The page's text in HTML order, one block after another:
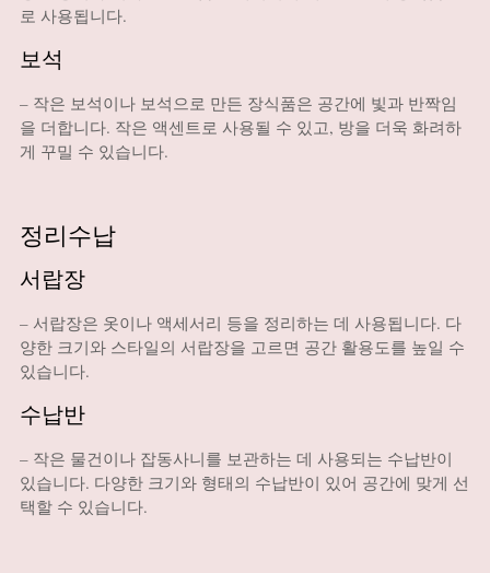
로 사용됩니다.
보석
– 작은 보석이나 보석으로 만든 장식품은 공간에 빛과 반짝임
을 더합니다. 작은 액센트로 사용될 수 있고, 방을 더욱 화려하
게 꾸밀 수 있습니다.
정리수납
서랍장
– 서랍장은 옷이나 액세서리 등을 정리하는 데 사용됩니다. 다
양한 크기와 스타일의 서랍장을 고르면 공간 활용도를 높일 수
있습니다.
수납반
– 작은 물건이나 잡동사니를 보관하는 데 사용되는 수납반이
있습니다. 다양한 크기와 형태의 수납반이 있어 공간에 맞게 선
택할 수 있습니다.